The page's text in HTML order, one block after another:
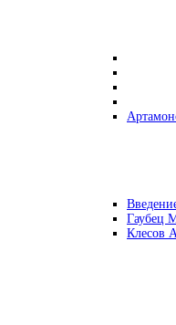
Гаубец
Клесов